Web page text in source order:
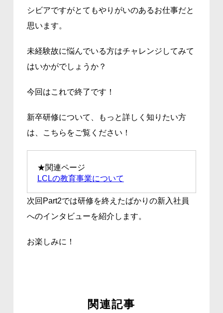
シビアですがとてもやりがいのあるお仕事だと
思います。
未経験故に悩んでいる方はチャレンジしてみて
はいかがでしょうか？
今回はこれで終了です！
新卒研修について、もっと詳しく知りたい方
は、こちらをご覧ください！
★関連ページ
LCLの教育事業について
次回Part2では研修を終えたばかりの新入社員
へのインタビューを紹介します。
お楽しみに！
関連記事